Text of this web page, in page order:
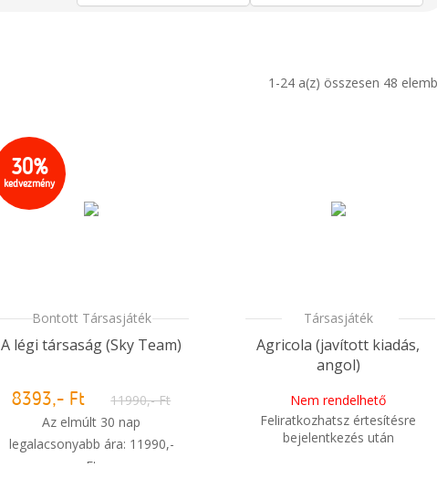
1-24 a(z) összesen 48
30%
kedvezmény
Bontott Társasjáték
A légi társaság (Sky Team)
8393,- Ft
11990,- Ft
Az elmúlt 30 nap
legalacsonyabb ára: 11990,-
Ft
Társasjáték
Agricola (javított kiadás,
angol)
Nem rendelhető
Feliratkozhatsz értesítésre
bejelentkezés után